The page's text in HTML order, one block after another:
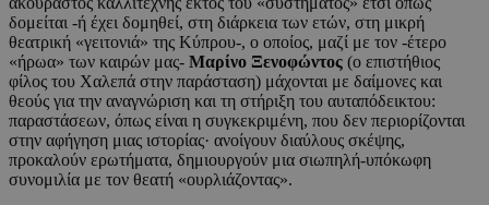
δομείται -ή έχει δομηθεί, στη διάρκεια των ετών, στη μικρή
θεατρική «γειτονιά» της Κύπρου-, ο οποίος, μαζί με τον -έτερο
«ήρωα» των καιρών μας- Μαρίνο Ξενοφώντος (ο επιστήθιος
φίλος του Χαλεπά στην παράσταση) μάχονται με δαίμονες και
θεούς για την αναγνώριση και τη στήριξη του αυταπόδεικτου:
παραστάσεων, όπως είναι η συγκεκριμένη, που δεν περιορίζονται
στην αφήγηση μιας ιστορίας· ανοίγουν διαύλους σκέψης,
προκαλούν ερωτήματα, δημιουργούν μια σιωπηλή-υπόκωφη
συνομιλία με τον θεατή «ουρλιάζοντας».